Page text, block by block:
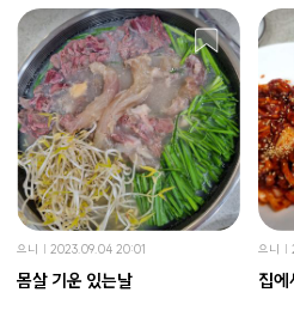
으니 2023.09.04 20:01
몸살 기운 있는날
으니
집